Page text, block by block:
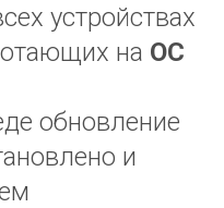
устройствах
на ОС
обновление
и